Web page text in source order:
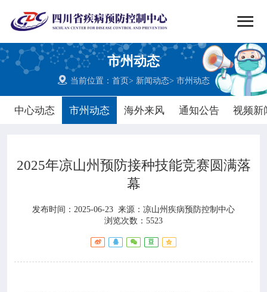

市州动态
 当前位置：首页> 新闻动态>市州动态
中心动态 市州动态 海外来风 通知公告 视频新

网站首页
中心概况 
新闻动态 
工作重点 
2025年凉山州预防接种技能竞赛圆满落
幕
发布时间：2025-06-23 来源： 凉山州疾病预防控制中心
浏览次数：5523